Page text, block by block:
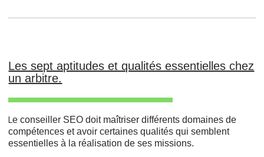
Les sept aptitudes et qualités essentielles chez
un arbitre.
Le conseiller SEO doit maîtriser différents domaines de
compétences et avoir certaines qualités qui semblent
essentielles à la réalisation de ses missions.